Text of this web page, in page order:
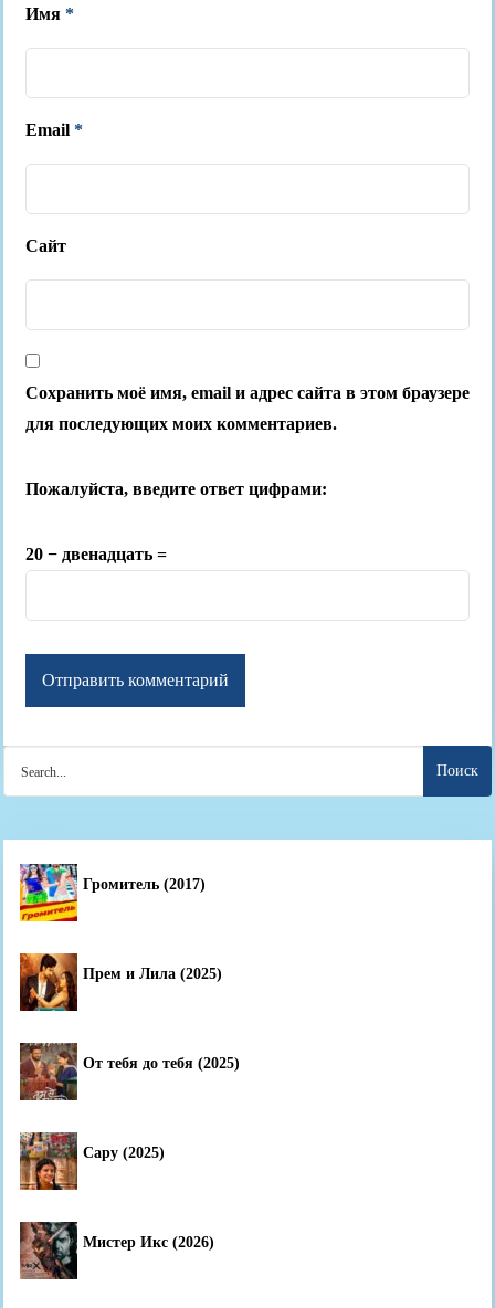
Имя *
Email *
Сайт
Сохранить моё имя, email и адрес сайта в этом браузере
для последующих моих комментариев.
Пожалуйста, введите ответ цифрами:
20 − двенадцать =
for:
Громитель (2017)
Прем и Лила (2025)
От тебя до тебя (2025)
Сару (2025)
Мистер Икс (2026)